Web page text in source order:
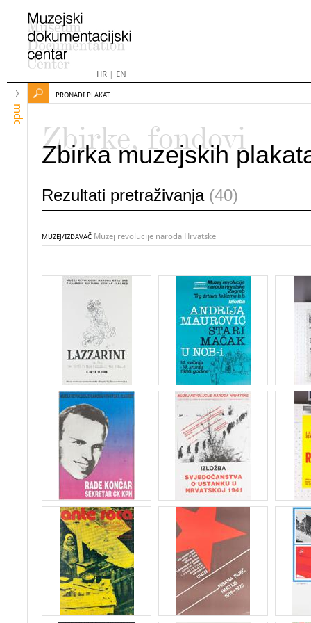
HR| EN
mdc
PRONAĐI PLAKAT
Zbirke, fondovi
Zbirka muzejskih
Rezultati pretraživanja (40)
MUZEJ/IZDAVAČ Muzej revolucije naroda Hrvatske